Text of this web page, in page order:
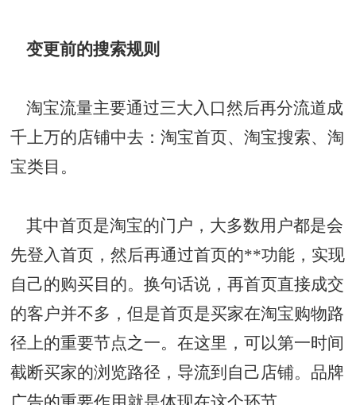
变更前的搜索规则
淘宝流量主要通过三大入口然后再分流道成
千上万的店铺中去：淘宝首页、淘宝搜索、淘
宝类目。
其中首页是淘宝的门户，大多数用户都是会
先登入首页，然后再通过首页的**功能，实现
自己的购买目的。换句话说，再首页直接成交
的客户并不多，但是首页是买家在淘宝购物路
径上的重要节点之一。在这里，可以第一时间
截断买家的浏览路径，导流到自己店铺。品牌